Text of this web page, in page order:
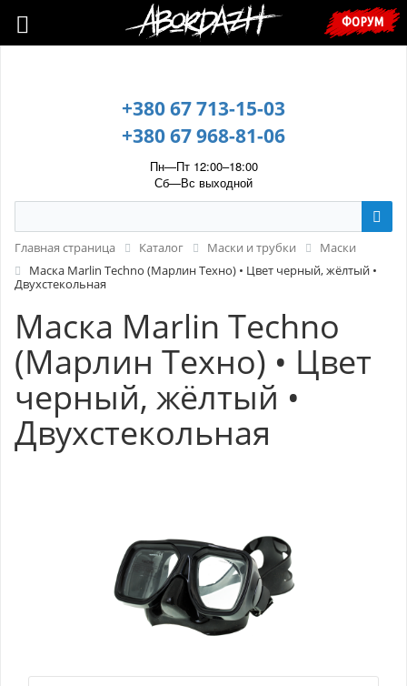
🇺🇦 У зв’язку з воєнним станом, прохання уточнювати ціну та
наявність у менеджера. 🇺🇦
+380 67 713-15-03
+380 67 968-81-06
Пн—Пт 12:00–18:00
Сб—Вс выходной
ФОРУМ
Главная страница Каталог Маски и трубки
Маски
Маска Marlin Techno (Марлин Техно) • Цвет черный, жёлтый •
Двухстекольная
Маска Marlin Techno
(Марлин Техно) • Цвет
черный, жёлтый •
Двухстекольная